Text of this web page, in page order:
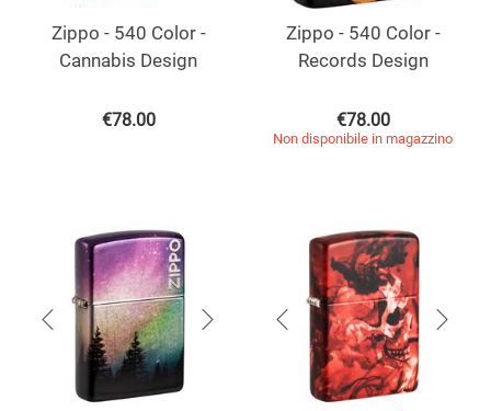
Zippo - 540 Color -
Cannabis Design
€78.00
Zippo - 540 Color -
Records Design
€78.00
Non disponibile in magazzino